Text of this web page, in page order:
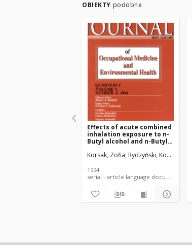
OBIEKTY podobne
Effects of acute combined
inhalation exposure to n-
Butyl alcohol and n-Butyl
animals
Korsak, Zofia Rydzyński, Konrad
1994
serial - article language document